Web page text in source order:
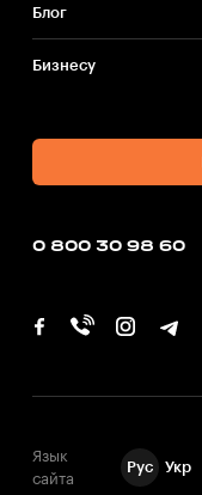
Блог
Бизнесу
0 800 30 98 60
Язык
сайта
Рус Укр